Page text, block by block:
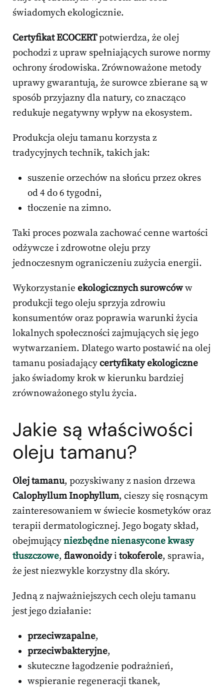
świadomych ekologicznie.
Certyfikat ECOCERTpotwierdza, że olej
pochodzi z upraw spełniających surowe normy
ochrony środowiska. Zrównoważone metody
uprawy gwarantują, że surowce zbierane są w
sposób przyjazny dla natury, co znacząco
redukuje negatywny wpływ na ekosystem.
Produkcja oleju tamanu korzysta z
tradycyjnych technik, takich jak:
suszenie orzechów na słońcu przez okres
od 4 do 6 tygodni,
tłoczenie na zimno.
Taki proces pozwala zachować cenne wartości
odżywcze i zdrowotne oleju przy
jednoczesnym ograniczeniu zużycia energii.
Wykorzystanie ekologicznych surowcóww
produkcji tego oleju sprzyja zdrowiu
konsumentów oraz poprawia warunki życia
lokalnych społeczności zajmujących się jego
wytwarzaniem. Dlatego warto postawić na olej
tamanu posiadającycertyfikaty ekologiczne
jako świadomy krok w kierunku bardziej
zrównoważonego stylu życia.
Jakie są właściwości
oleju tamanu?
Olej tamanu, pozyskiwany z nasion drzewa
Calophyllum Inophyllum, cieszy się rosnącym
zainteresowaniem w świecie kosmetyków oraz
terapii dermatologicznej. Jego bogaty skład,
obejmującyniezbędne nienasycone kwasy
tłuszczowe, flawonoidyi tokoferole, sprawia,
że jest niezwykle korzystny dla skóry.
Jedną z najważniejszych cech oleju tamanu
jest jego działanie:
przeciwzapalne,
przeciwbakteryjne,
skuteczne łagodzenie podrażnień,
wspieranie regeneracji tkanek,